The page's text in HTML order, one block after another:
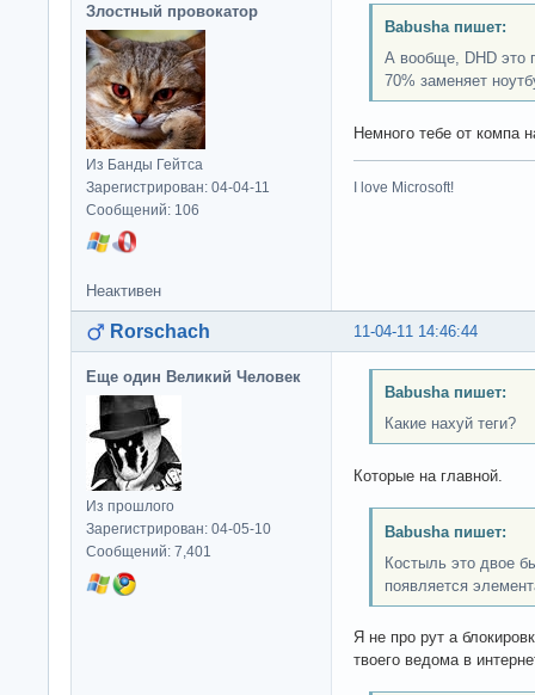
Злостный провокатор
Из Банды Гейтса
Зарегистрирован: 04-04-11
Сообщений: 106
Babusha пишет:
А вообще, DHD это
70% заменяет
Немного тебе от компа
I love Microsoft!
Неактивен
11-04-11 14:46:44
Rorschach
Еще один Великий Человек
Из прошлого
Зарегистрирован: 04-05-10
Сообщений: 7,401
Babusha пишет:
Какие нахуй теги?
Которые на главной.
Babusha пишет:
Костыль это двое
появляется
Я не про рут а
твоего ведома в